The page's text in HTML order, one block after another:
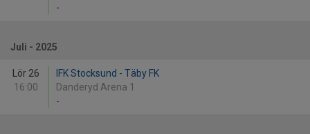
-
Juli - 2025
Lör 26
16:00
IFK Stocksund - Täby FK
Danderyd Arena 1
-